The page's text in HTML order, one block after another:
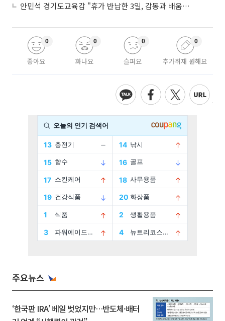
안민석 경기도교육감 "휴가 반납한 3일, 감동과 배움이었다"
좋아요
0
화나요
0
슬퍼요
0
추가취재 원해요
0
주요뉴스
‘한국판 IRA’ 베일 벗었지만…반도체·배터